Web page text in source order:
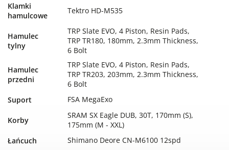
Klamki
hamulcowe
Tektro HD-M535
Hamulec
tylny
TRP Slate EVO, 4 Piston, Resin Pads,
TRP TR180, 180mm, 2.3mm Thickness,
6 Bolt
Hamulec
przedni
TRP Slate EVO, 4 Piston, Resin Pads,
TRP TR203, 203mm, 2.3mm Thickness,
6 Bolt
Suport
FSA MegaExo
Korby
SRAM SX Eagle DUB, 30T, 170mm (S),
175mm (M - XXL)
Łańcuch
Shimano Deore CN-M6100 12spd